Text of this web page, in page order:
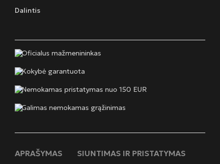
Dalintis
Oficialus mažmenininkas
Kokybė garantuota
Nemokamas pristatymas nuo 150 EUR
Galimas nemokamas grąžinimas
APRAŠYMAS SIUNTIMAS IR PRISTATYMAS